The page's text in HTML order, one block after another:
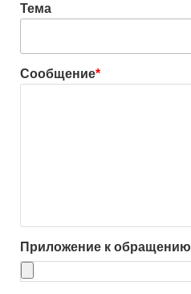
Тема
Сообщение*
Приложение к обращению